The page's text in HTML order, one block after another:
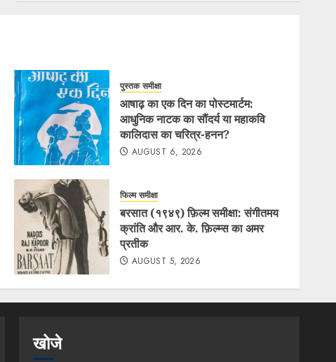
पुस्तक समीक्षा
आषाढ़ का एक दिन का पोस्टमार्टम:
आधुनिक नाटक का सौंदर्य या महाकवि
कालिदास का चरित्र-हनन?
AUGUST 6, 2026
फिल्म समीक्षा
बरसात (१९४९) फ़िल्म समीक्षा: संगीतमय
क्रांति और आर. के. फ़िल्म्स का अमर
प्रतीक
AUGUST 5, 2026
खोजे